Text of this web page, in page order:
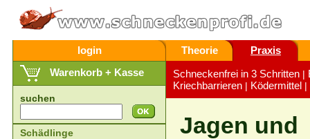
login Theorie
Praxis
Warenkorb + Kasse
suchen
Schädlinge
Schneckenfrei in 3 Schritten |
Kriechbarrieren | Ködermittel |
Jagen und